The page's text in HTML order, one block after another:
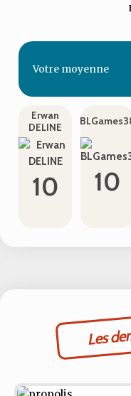
Votre moyenne
Erwan
DELINE
10 10
Les